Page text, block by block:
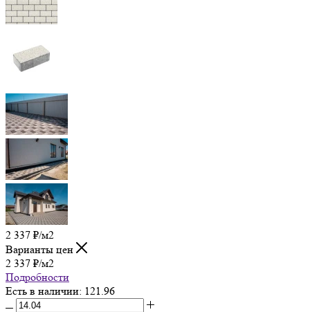
2 337 ₽/м2
Варианты цен
2 337 ₽/м2
Подробности
Есть в наличии: 121.96